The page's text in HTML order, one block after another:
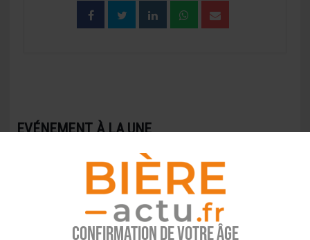
Confirmation de votre âge
EVÉNEMENT À LA UNE